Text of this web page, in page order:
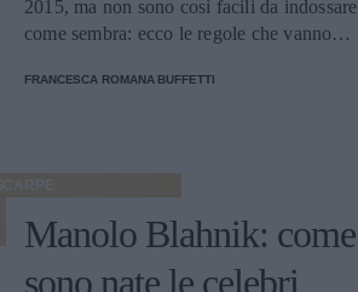
2015, ma non sono così facili da indossare
come sembra: ecco le regole che vanno
FRANCESCA ROMANA BUFFETTI
SCARPE
Manolo Blahnik: come
sono nate le celebri